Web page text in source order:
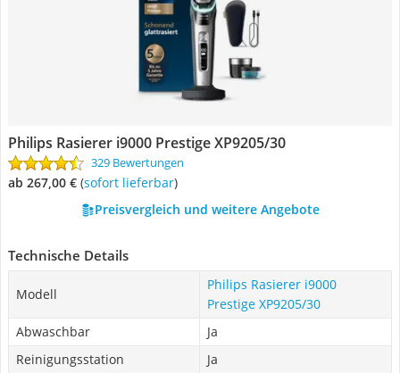
Philips Rasierer i9000 Prestige XP9205/30
329 Bewertungen
ab 267,00 € ( Sofort lieferbar)
Preisvergleich und weitere Angebote
Technische Details
Modell
Philips Rasierer i9000
Prestige XP9205/30
Abwaschbar
Ja
Reinigungsstation
Ja